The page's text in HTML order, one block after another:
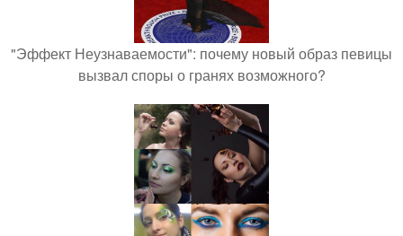
"Эффект Неузнаваемости": почему новый образ певицы
вызвал споры о гранях возможного?